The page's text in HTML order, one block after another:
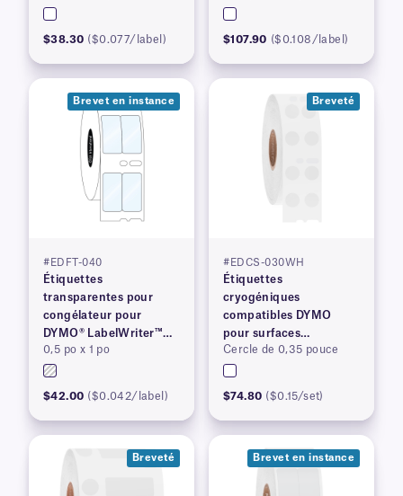
$38.30 ($0.077/label) $107.90 ($0.108/label)
Brevet en instance
#EDFT-040
Étiquettes
transparentes pour
congélateur pour
DYMO® LabelWriter™
série 450, brevet en
instance
0,5 po x 1 po
$42.00 ($0.042/label)
Breveté
#EDCS-030WH
Étiquettes
cryogéniques
compatibles DYMO
pour surfaces
congelées, brevetées
Cercle de 0,35 pouce
$74.80 ($0.15/set)
Breveté Brevet en instance